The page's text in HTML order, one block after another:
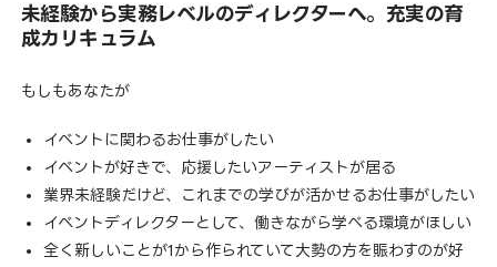
未経験から実務レベルのディレクターへ。充実の育
成カリキュラム
もしもあなたが
イベントに関わるお仕事がしたい
イベントが好きで、応援したいアーティストが居る
業界未経験だけど、これまでの学びが活かせるお仕事がしたい
イベントディレクターとして、働きながら学べる環境がほしい
全く新しいことが1から作られていて大勢の方を賑わすのが好